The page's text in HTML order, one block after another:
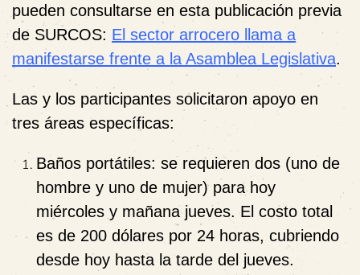
pueden consultarse en esta publicación previa
de SURCOS: El sector arrocero llama a
manifestarse frente a la Asamblea Legislativa.
Las y los participantes solicitaron apoyo en
tres áreas específicas:
Baños portátiles: se requieren dos (uno de
hombre y uno de mujer) para hoy
miércoles y mañana jueves. El costo total
es de 200 dólares por 24 horas, cubriendo
desde hoy hasta la tarde del jueves.